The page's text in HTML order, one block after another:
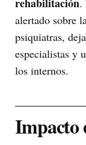
.
alertado sobre
psiquiatras,
especialistas y
los internos.
Impacto